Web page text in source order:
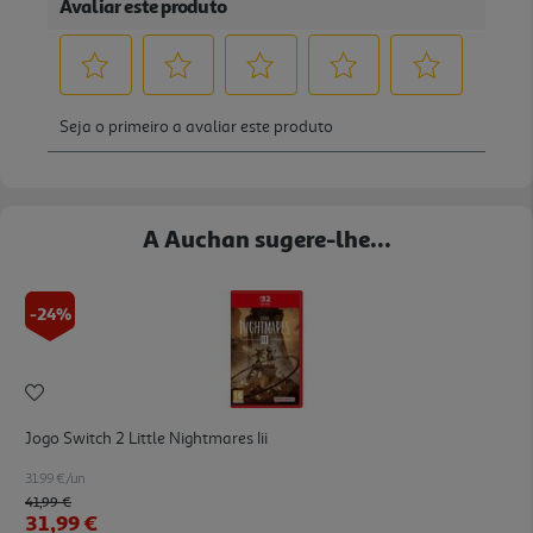
A Auchan sugere-lhe...
-24%
Jogo Switch 2 Little Nightmares Iii
31.99 €/un
Price reduced from
41,99 €to
31,99 €